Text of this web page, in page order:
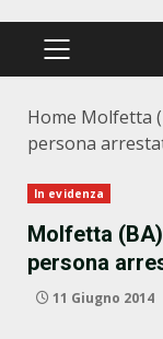
PRIMÄRES
Home Molfetta
persona
In evidenza
Molfetta
persona
11 Giugno 2014